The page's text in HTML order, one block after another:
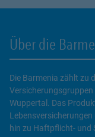
Über die
Die Barmenia zählt zu
Wuppertal. Das
hin zu Haftpflicht- und